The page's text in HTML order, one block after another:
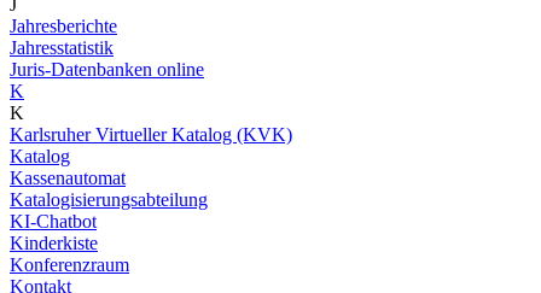
J
Jahresberichte
Jahresstatistik
Juris-Datenbanken online
K
K
Karlsruher Virtueller Katalog (KVK)
Katalog
Kassenautomat
Katalogisierungsabteilung
KI-Chatbot
Kinderkiste
Konferenzraum
Kontakt